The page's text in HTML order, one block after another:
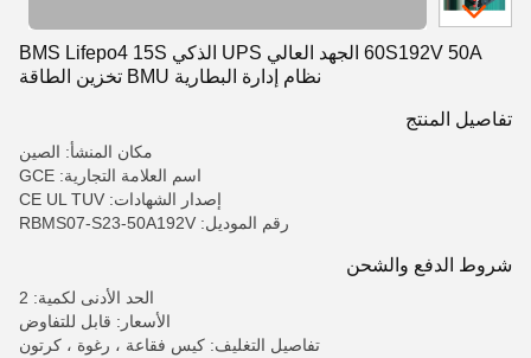
60S192V 50A الجهد العالي UPS الذكي BMS Lifepo4 15S
نظام إدارة البطارية BMU تخزين الطاقة
تفاصيل المنتج
مكان المنشأ: الصين
اسم العلامة التجارية: GCE
إصدار الشهادات: CE UL TUV
رقم الموديل: RBMS07-S23-50A192V
شروط الدفع والشحن
الحد الأدنى لكمية: 2
الأسعار: قابل للتفاوض
تفاصيل التغليف: كيس فقاعة ، رغوة ، كرتون